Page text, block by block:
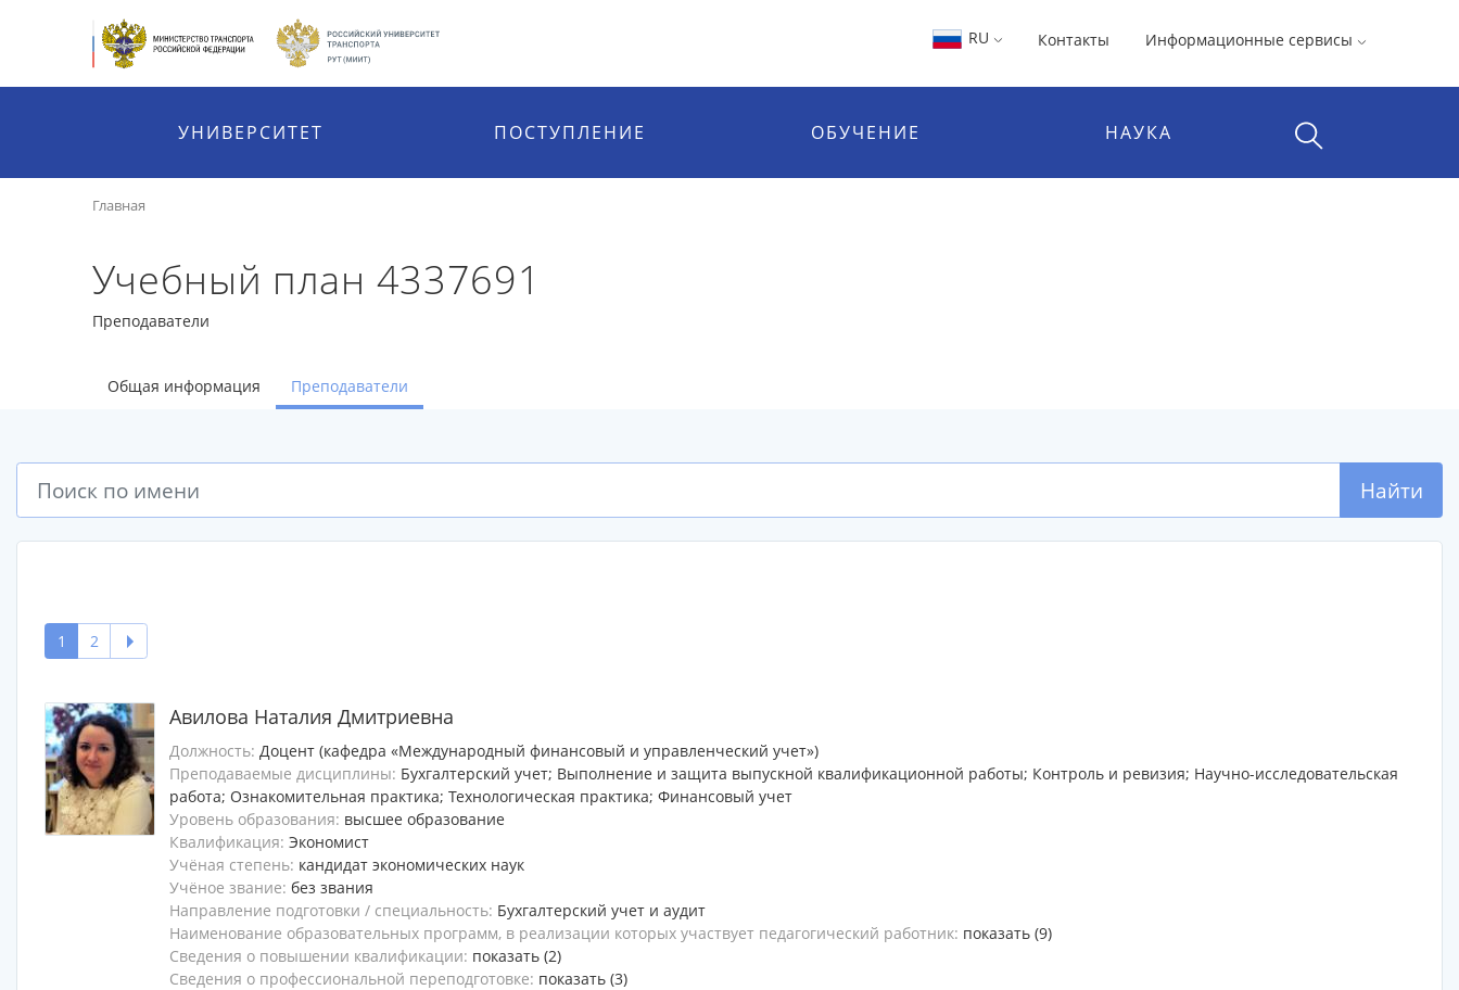
RU Контакты Информационные сервисы
УНИВЕРСИТЕТ ПОСТУПЛЕНИЕ ОБУЧЕНИЕ НАУКА
Главная
Учебный план 4337691
Преподаватели
Общая информация Преподаватели
Найти
1 2
Авилова Наталия Дмитриевна
Должность: Доцент (кафедра «Международный финансовый и управленческий учет»)
Преподаваемые дисциплины: Бухгалтерский учет; Выполнение и защита выпускной квалификационной работы; Контроль и ревизия; Научно-исследовательская
работа; Ознакомительная практика; Технологическая практика; Финансовый учет
Уровень образования: высшее образование
Квалификация: Экономист
Учёная степень: кандидат экономических наук
Учёное звание: без звания
Направление подготовки / специальность: Бухгалтерский учет и аудит
Наименование образовательных программ, в реализации которых участвует педагогический работник: показать (9)
Сведения о повышении квалификации: показать (2)
Сведения о профессиональной переподготовке: показать (3)